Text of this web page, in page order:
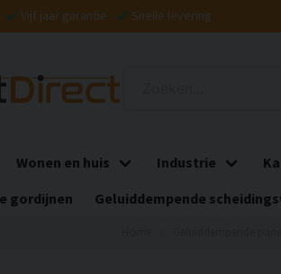
Vijf jaar garantie Snelle levering
Wonen en huis Industrie
gordijnen
Geluiddempende